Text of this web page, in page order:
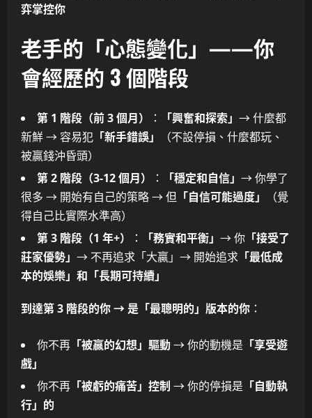
弈掌控你
老手的「心態變化」——你
會經歷的 3 個階段
第 1 階段（前 3 個月） ： 「興奮和探索」 → 什麼都
新鮮 → 容易犯 「新手錯誤」
（不設停損、什麼都玩、
被贏錢沖昏頭）
第 2 階段（3-12 個月）
： 「穩定和自信」 → 你學了
很多 → 開始有自己的策略 → 但 「自信可能過度」
（覺
得自己比實際水準高）
第 3 階段（1 年+）
： 「務實和平衡」 → 你 「接受了
莊家優勢」 → 不再追求「大贏」→ 開始追求 「最低成
本的娛樂」和「長期可持續」
到達第 3 階段的你 → 是「最聰明的」版本的你 ：
你不再 「被贏的幻想」驅動→ 你的動機是 「享受遊
戲」
你不再 「被虧的痛苦」控制 → 你的停損是 「自動執
行」的